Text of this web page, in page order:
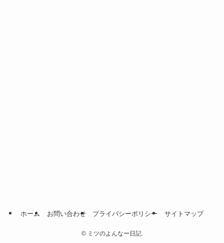
ホーム お問い合わせ プライバシーポリシー サイトマップ
©ミツのよんなー日記.